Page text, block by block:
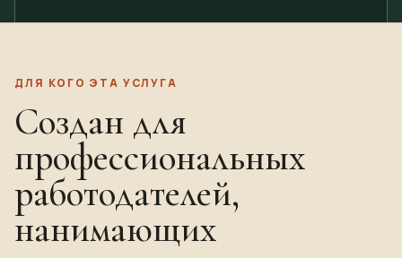
ДЛЯ КОГО ЭТА УСЛУГА
Создан для
профессиональных
работодателей,
нанимающих